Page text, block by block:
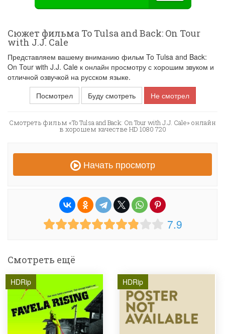
Сюжет фильма To Tulsa and Back: On Tour
with J.J. Cale
Представляем вашему вниманию фильм To Tulsa and Back:
On Tour with J.J. Cale к онлайн просмотру с хорошим звуком и
отличной озвучкой на русском языке.
Посмотрел
Буду смотреть Не смотрел
Смотреть фильм «To Tulsa and Back: On Tour with J.J. Cale» онлайн
в хорошем качестве HD 1080 720
Начать просмотр
7.9
Смотреть ещё
HDRip HDRip